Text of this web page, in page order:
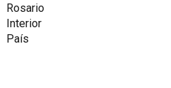
Rosario
Interior
País